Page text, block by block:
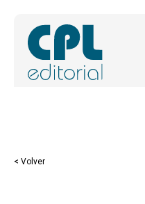
REVISTAS
< Volver